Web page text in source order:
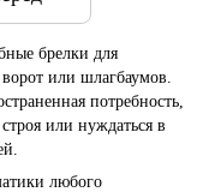
брелки для
или шлагбаумов.
потребность,
или нуждаться в
любого